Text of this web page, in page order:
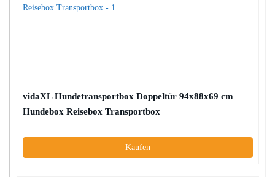
vidaXL Hundetransportbox Doppeltür 94x88x69 cm
Hundebox Reisebox Transportbox
Kaufen